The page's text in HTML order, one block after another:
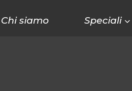
Chi siamo Speciali